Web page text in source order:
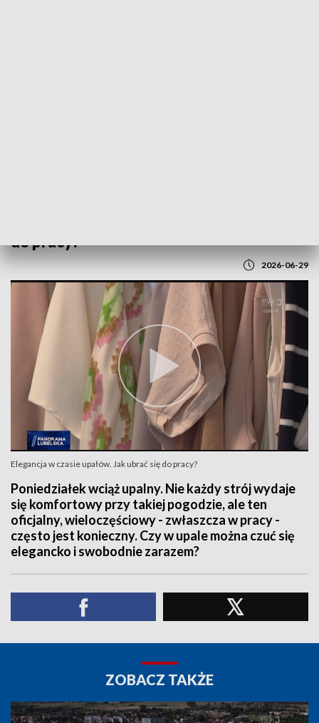
do pracy?
2026-06-29
Elegancja w czasie upałów. Jak ubrać się do pracy?
Poniedziałek wciąż upalny. Nie każdy strój wydaje
się komfortowy przy takiej pogodzie, ale ten
oficjalny, wieloczęściowy - zwłaszcza w pracy -
często jest konieczny. Czy w upale można czuć się
elegancko i swobodnie zarazem?
ZOBACZ TAKŻE